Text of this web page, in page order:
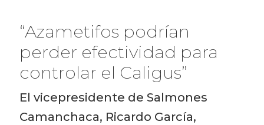
“Azametifos podrían
perder efectividad para
controlar el Caligus”
El vicepresidente de Salmones
Camanchaca, Ricardo García,